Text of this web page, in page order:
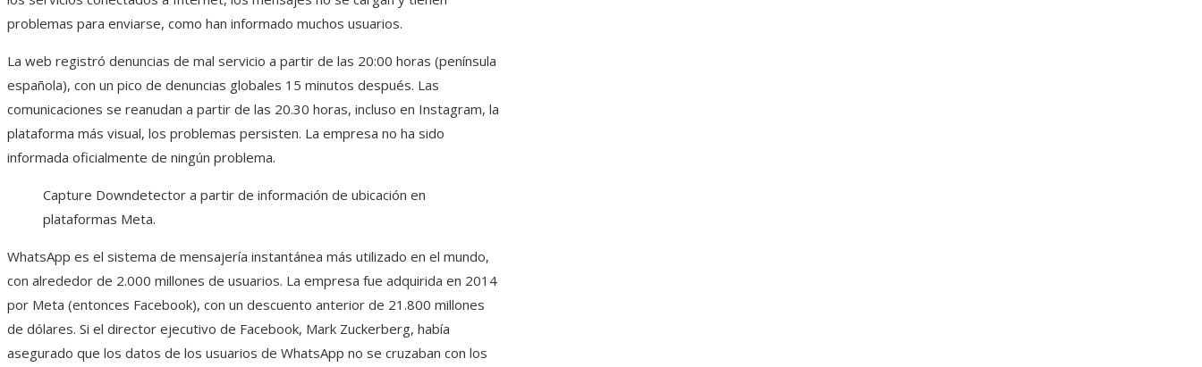
problemas para enviarse, como han informado muchos usuarios.
La web registró denuncias de mal servicio a partir de las 20:00 horas (península
española), con un pico de denuncias globales 15 minutos después. Las
comunicaciones se reanudan a partir de las 20.30 horas, incluso en Instagram, la
plataforma más visual, los problemas persisten. La empresa no ha sido
informada oficialmente de ningún problema.
Capture Downdetector a partir de información de ubicación en
plataformas Meta.
WhatsApp es el sistema de mensajería instantánea más utilizado en el mundo,
con alrededor de 2.000 millones de usuarios. La empresa fue adquirida en 2014
por Meta (entonces Facebook), con un descuento anterior de 21.800 millones
de dólares. Si el director ejecutivo de Facebook, Mark Zuckerberg, había
asegurado que los datos de los usuarios de WhatsApp no ​​se cruzaban con los